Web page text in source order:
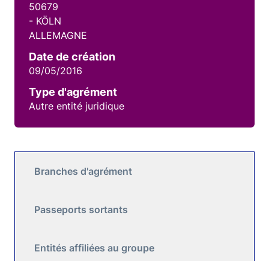
50679
- KÖLN
ALLEMAGNE
Date de création
09/05/2016
Type d'agrément
Autre entité juridique
Branches d'agrément
Passeports sortants
Entités affiliées au groupe